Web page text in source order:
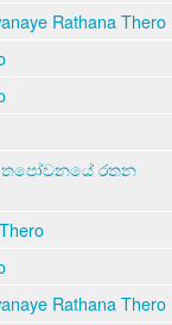
Rathana Thero
තපෝවනයේ රතන
Rathana Thero